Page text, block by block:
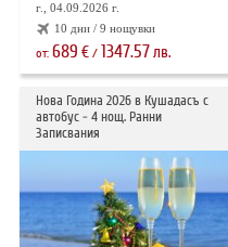
г., 04.09.2026 г.
10 дни / 9 нощувки
от: 689 €/ 1347.57лв.
Нова Година 2026 в Кушадасъ с
автобус - 4 нощ. Ранни
Записвания